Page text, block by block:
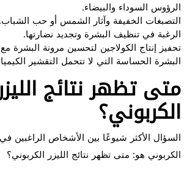
الرؤوس السوداء والبيضاء.
التصبغات الخفيفة وآثار الشمس أو حب الشباب.
الرغبة في تنظيف البشرة وتجديد نضارتها.
تحفيز إنتاج الكولاجين لتحسين مرونة البشرة
البشرة الحساسة التي لا تتحمل التقشير
متى تظهر نتائج
الكربوني؟
السؤال الأكثر شيوعًا بين الأشخاص الراغبين
الكربوني هو: متى تظهر نتائج الليزر الكربوني؟